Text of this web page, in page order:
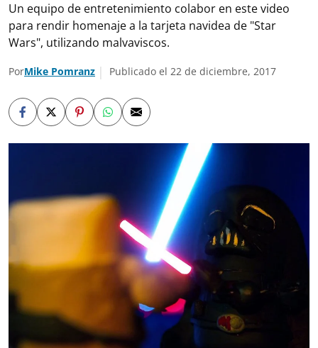
Un equipo de entretenimiento colabor en este video
para rendir homenaje a la tarjeta navidea de "Star
Wars", utilizando malvaviscos.
PorMike Pomranz Publicado el 22 de diciembre, 2017